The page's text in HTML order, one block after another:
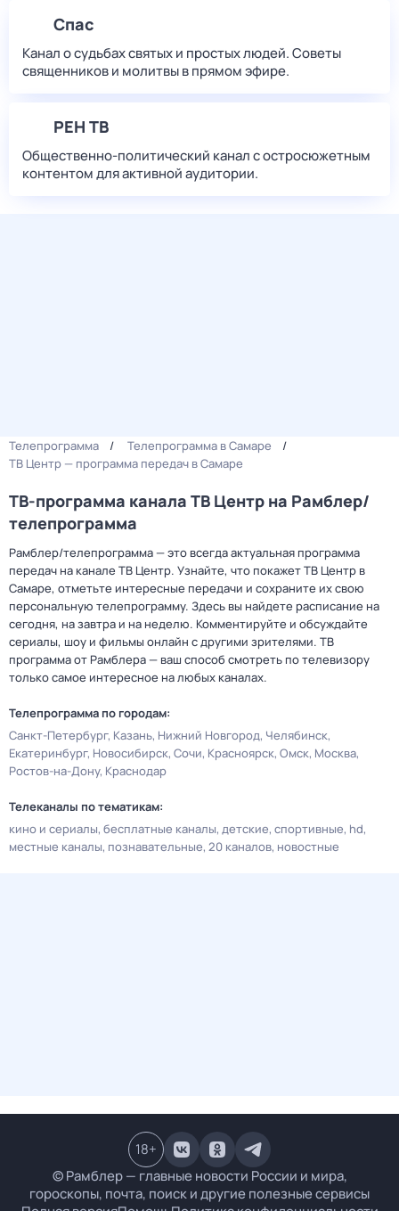
Спас
Канал о судьбах святых и простых людей. Советы
священников и молитвы в прямом эфире.
РЕН ТВ
Общественно-политический канал с остросюжетным
контентом для активной аудитории.
Телепрограмма
Телепрограмма в Самаре
ТВ Центр — программа передач в Самаре
ТВ-программа канала ТВ Центр на Рамблер/
телепрограмма
Рамблер/телепрограмма — это всегда актуальная программа
передач на канале ТВ Центр. Узнайте, что покажет ТВ Центр в
Самаре, отметьте интересные передачи и сохраните их свою
персональную телепрограмму. Здесь вы найдете расписание на
сегодня, на завтра и на неделю. Комментируйте и обсуждайте
сериалы, шоу и фильмы онлайн с другими зрителями. ТВ
программа от Рамблера — ваш способ смотреть по телевизору
только самое интересное на любых каналах.
Телепрограмма по городам:
Санкт-Петербург Казань Нижний Новгород Челябинск
Екатеринбург Новосибирск Сочи Красноярск Омск Москва
Ростов-на-Дону Краснодар
Телеканалы по тематикам:
кино и сериалы бесплатные каналы детские спортивные hd
местные каналы познавательные 20 каналов новостные
© Рамблер — главные новости России и мира,
гороскопы, почта, поиск и другие полезные сервисы
18+